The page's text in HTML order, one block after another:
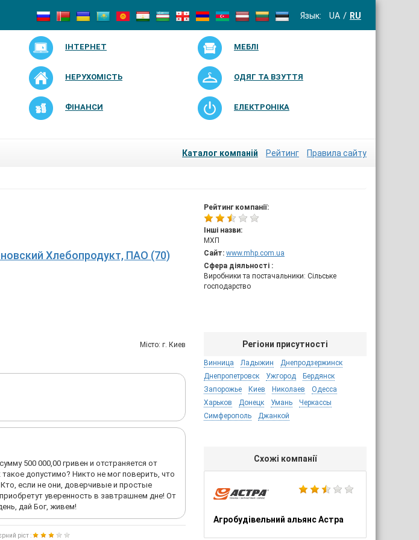
Язык: UA RU
ІНТЕРНЕТ МЕБЛІ
НЕРУХОМІСТЬ ОДЯГ ТА ВЗУТТЯ
ФІНАНСИ ЕЛЕКТРОНІКА
Каталог компаній Рейтинг Правила сайту
Хлебопродукт, ПАО (70)
Рейтинг компанії:
Інші назви:
МХП
Сайт: www.mhp.com.ua
Сфера діяльності :
Виробники та постачальники: Сільське
господарство
Мiсто: г. Киев
500 000,00 гривен и отстраняется от
допустимо? Никто не мог поверить, что
если не они, доверчивые и простые
уверенность в завтрашнем дне! От
дай Бог, живем!
ріст :
Регіони присутності
Винница Ладыжин
Днепродзержинск
Днепропетровск
Ужгород
Бердянск
Запорожье
Киев Николаев
Одесса
Харьков
Донецк Умань
Черкассы
Симферополь
Джанкой
Схожі компанії
Агробудівельний альянс Астра